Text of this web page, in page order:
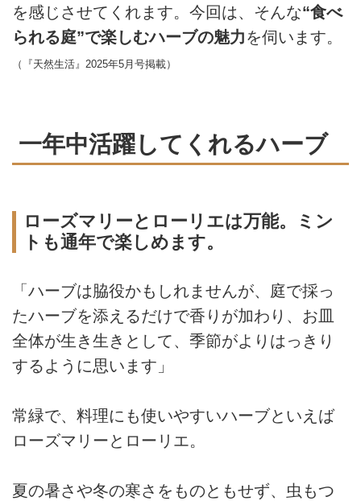
を感じさせてくれます。今回は、そんな“食べ
られる庭”で楽しむハーブの魅力を伺います。
（『天然生活』2025年5月号掲載）
一年中活躍してくれるハーブ
ローズマリーとローリエは万能。ミン
トも通年で楽しめます。
「ハーブは脇役かもしれませんが、庭で採っ
たハーブを添えるだけで香りが加わり、お皿
全体が生き生きとして、季節がよりはっきり
するように思います」
常緑で、料理にも使いやすいハーブといえば
ローズマリーとローリエ。
夏の暑さや冬の寒さをものともせず、虫もつ